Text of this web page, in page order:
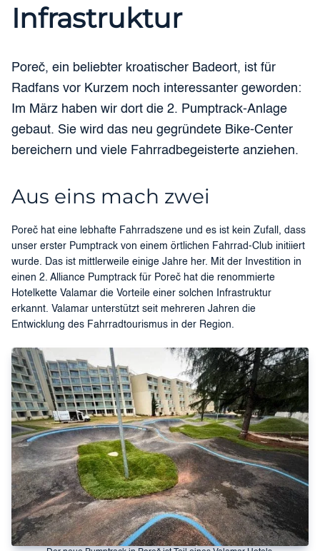
Infrastruktur
Poreč, ein beliebter kroatischer Badeort, ist für
Radfans vor Kurzem noch interessanter geworden:
Im März haben wir dort die 2. Pumptrack-Anlage
gebaut. Sie wird das neu gegründete Bike-Center
bereichern und viele Fahrradbegeisterte anziehen.
Aus eins mach zwei
Poreč hat eine lebhafte Fahrradszene und es ist kein Zufall, dass
unser erster Pumptrack von einem örtlichen Fahrrad-Club initiiert
wurde. Das ist mittlerweile einige Jahre her. Mit der Investition in
einen 2. Alliance Pumptrack für Poreč hat die renommierte
Hotelkette Valamar die Vorteile einer solchen Infrastruktur
erkannt. Valamar unterstützt seit mehreren Jahren die
Entwicklung des Fahrradtourismus in der Region.